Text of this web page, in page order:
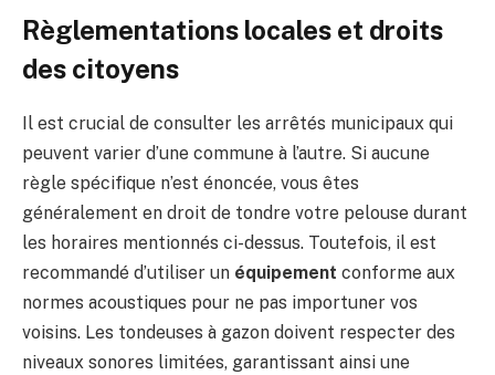
Règlementations locales et droits
des citoyens
Il est crucial de consulter les arrêtés municipaux qui
peuvent varier d’une commune à l’autre. Si aucune
règle spécifique n’est énoncée, vous êtes
généralement en droit de tondre votre pelouse durant
les horaires mentionnés ci-dessus. Toutefois, il est
recommandé d’utiliser un équipement conforme aux
normes acoustiques pour ne pas importuner vos
voisins. Les tondeuses à gazon doivent respecter des
niveaux sonores limitées, garantissant ainsi une